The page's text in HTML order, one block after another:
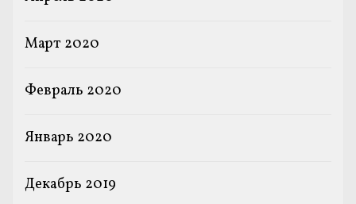
Март 2020
Февраль 2020
Январь 2020
Декабрь 2019